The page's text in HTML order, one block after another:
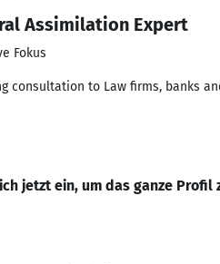
Assimilation Expert
Fokus
consultation to Law firms, banks
jetzt ein, um das ganze Profil